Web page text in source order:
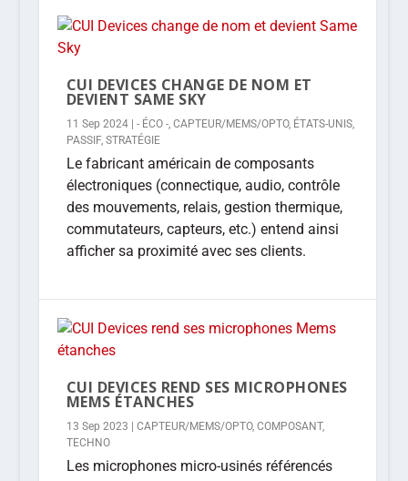
CUI DEVICES CHANGE DE NOM ET
DEVIENT SAME SKY
11 Sep 2024| - ÉCO -, CAPTEUR/MEMS/OPTO, ÉTATS-UNIS,
PASSIF, STRATÉGIE
Le fabricant américain de composants
électroniques (connectique, audio, contrôle
des mouvements, relais, gestion thermique,
commutateurs, capteurs, etc.) entend ainsi
afficher sa proximité avec ses clients.
CUI DEVICES REND SES MICROPHONES
MEMS ÉTANCHES
13 Sep 2023 CAPTEUR/MEMS/OPTO, COMPOSANT,
TECHNO
Les microphones micro-usinés référencés